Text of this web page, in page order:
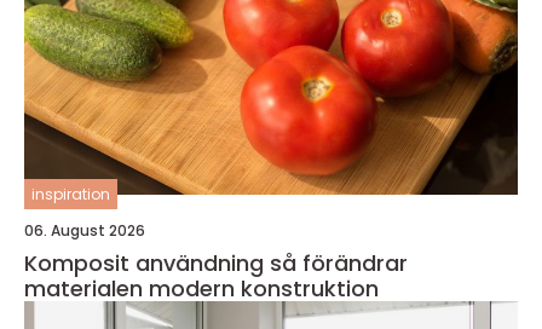
inspiration
06. August 2026
Komposit användning så förändrar
materialen modern konstruktion